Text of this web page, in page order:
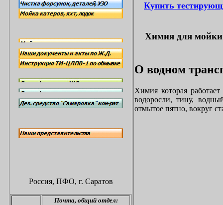
Россия, ПФО, г. Саратов
Почта, общий отдел:
Купить
Химия для мойки
О водном
Химия которая
водоросли, тину,
отмытое пятно, вокруг